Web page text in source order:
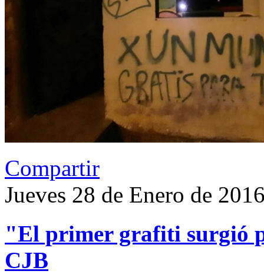
Compartir
Jueves 28 de Enero de
"El primer grafiti surgió
CJB